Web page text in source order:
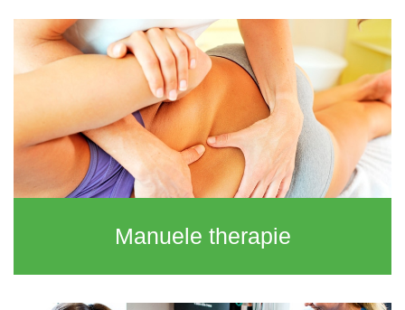
Manuele therapie